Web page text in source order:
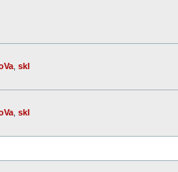
skl
skl